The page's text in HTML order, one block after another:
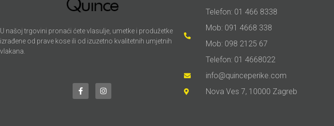
U našoj trgovini pronaći ćete vlasulje, umetke i produžetke
izrađene od prave kose ili od izuzetno kvalitetnih umjetnih
vlakana.
Telefon: 01 466 8338
Mob: 091 4668 338
Mob: 098 2125 67
Telefon: 01 4668022
info@quinceperike.com
Nova Ves 7, 10000 Zagreb